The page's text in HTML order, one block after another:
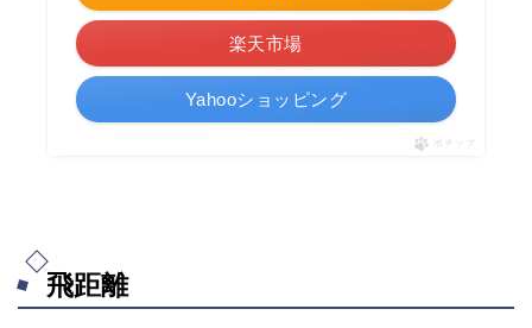
楽天市場
Yahooショッピング
ポチップ
飛距離